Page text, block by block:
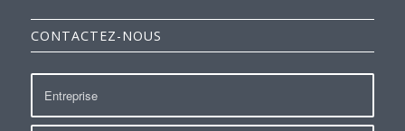
CONTACTEZ-NOUS